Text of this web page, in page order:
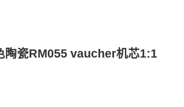
陶瓷RM055 vaucher机芯1:1